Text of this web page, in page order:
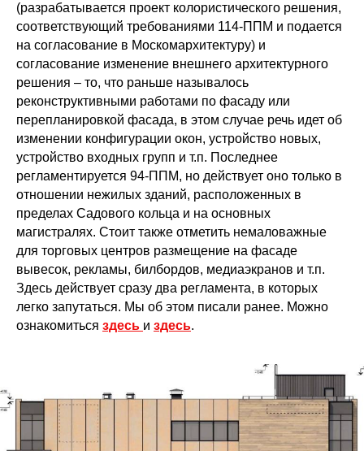
(разрабатывается проект колористического решения,
соответствующий требованиями 114-ППМ и подается
на согласование в Москомархитектуру) и
согласование изменение внешнего архитектурного
решения – то, что раньше называлось
реконструктивными работами по фасаду или
перепланировкой фасада, в этом случае речь идет об
изменении конфигурации окон, устройство новых,
устройство входных групп и т.п. Последнее
регламентируется 94-ППМ, но действует оно только в
отношении нежилых зданий, расположенных в
пределах Садового кольца и на основных
магистралях. Стоит также отметить немаловажные
для торговых центров размещение на фасаде
вывесок, рекламы, билбордов, медиаэкранов и т.п.
Здесь действует сразу два регламента, в которых
легко запутаться. Мы об этом писали ранее. Можно
ознакомиться здесь и здесь.